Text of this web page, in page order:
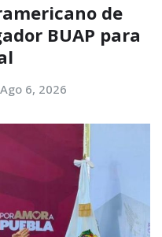
de
BUAP para
Ago 6, 2026